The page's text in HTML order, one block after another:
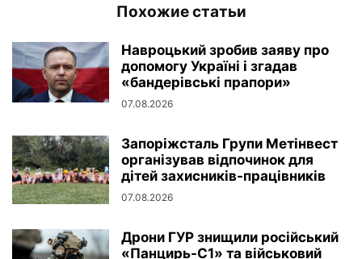
Похожие статьи
Навроцький зробив заяву про
допомогу Україні і згадав
«бандерівські прапори»
07.08.2026
Запоріжсталь Групи Метінвест
організував відпочинок для
дітей захисників-працівників
07.08.2026
Дрони ГУР знищили російський
«Панцирь-С1» та військовий